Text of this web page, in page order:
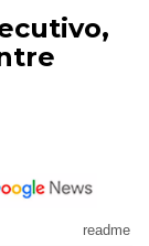
readme